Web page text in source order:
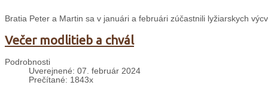
Bratia Peter a Martin sa v januári a februári zúčastnili lyžiarskych
Večer modlitieb a chvál
Podrobnosti
Uverejnené: 07. február 2024
Prečítané: 1843x